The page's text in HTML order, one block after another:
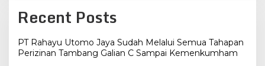
Recent Posts
PT Rahayu Utomo Jaya Sudah Melalui Semua Tahapan
Perizinan Tambang Galian C Sampai Kemenkumham